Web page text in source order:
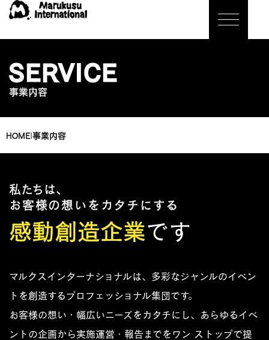
SERVICE
事業内容
HOME 事業内容
私たちは、
お客様の想いをカタチにする
感動創造企業です
マルクスインターナショナルは、多彩なジャンルのイベン
トを創造するプロフェッショナル集団です。
お客様の想い・幅広いニーズをカタチにし、あらゆるイベ
ントの企画から実施運営・報告までをワン ストップで提